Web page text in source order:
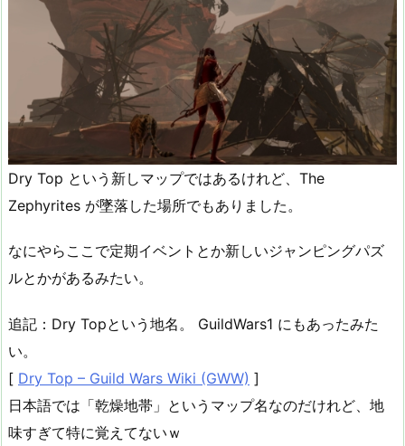
Dry Top という新しマップではあるけれど、The
Zephyrites が墜落した場所でもありました。
なにやらここで定期イベントとか新しいジャンピングパズ
ルとかがあるみたい。
追記：Dry Topという地名。 GuildWars1 にもあったみた
い。
[ Dry Top – Guild Wars Wiki (GWW) ]
日本語では「乾燥地帯」というマップ名なのだけれど、地
味すぎて特に覚えてないｗ